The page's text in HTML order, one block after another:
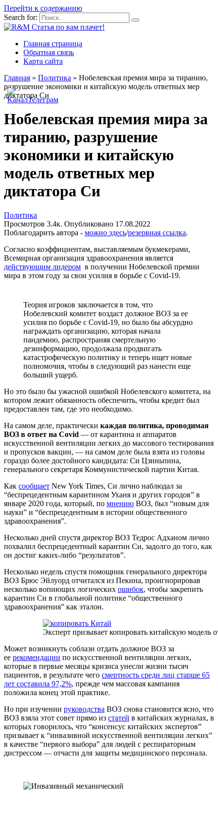
Перейти к содержанию
Search for:
Главная страница
Обратная связь
Карта сайта
Главная » Политика » Нобелевская премия мира за тиранию,
разрушение экономики и китайскую модель ответных мер
диктатора Си
Нобелевская премия мира за
тиранию, разрушение
экономики и китайскую
модель ответных мер
диктатора Си
Политика
Просмотров 3.4к. Опубликовано 17.08.2022
Поблагодарить автора - можно здесь/резервная ссылка.
Согласно коэффициентам, выставляемым букмекерами,
Всемирная организация здравоохранения является
действующим лидером в получении Нобелевской премии
мира в этом году за свои усилия в борьбе с Covid-19.
Теория игроков заключается в том, что
Нобелевский комитет воздаст должное ВОЗ за ее
усилия по борьбе с Covid-19, но было бы абсурдно
награждать организацию, которая начала
пандемию, распространяя смертельную
дезинформацию, продолжала продвигать
катастрофическую политику и теперь ищет новые
полномочия, чтобы в следующий раз нанести еще
больший ущерб.
Но это было бы ужасной ошибкой Нобелевского комитета, на
котором лежит обязанность обеспечить, чтобы кредит был
предоставлен там, где это необходимо.
На самом деле, практически каждая политика, проводимая
ВОЗ в ответ на Covid — от карантина и аппаратов
искусственной вентиляции легких до массового тестирования
и пропусков вакцин, — на самом деле была взята из головы
гораздо более достойного кандидата: Си Цзиньпина,
генерального секретаря Коммунистической партии Китая.
Как сообщает New York Times, Си лично наблюдал за
“беспрецедентным карантином Уханя и других городов” в
январе 2020 года, который, по мнению ВОЗ, был “новым для
науки” и “беспрецедентным в истории общественного
здравоохранения”.
Несколько дней спустя директор ВОЗ Тедрос Адханом лично
похвалил беспрецедентный карантин Си, задолго до того, как
он достиг каких-либо “результатов”.
Несколько недель спустя помощник генерального директора
ВОЗ Брюс Эйлуорд отчитался из Пекина, проигнорировав
несколько вопиющих логических ошибок, чтобы закрепить
карантин Си в глобальной политике “общественного
здравоохранения” как эталон.
Эксперт призывает копировать китайскую модель
Может возникнуть соблазн отдать должное ВОЗ за
ее рекомендации по искусственной вентиляции легких,
которые в первые месяцы кризиса унесли жизни тысяч
пациентов, в результате чего смертность среди лиц старше 65
лет составила 97,2%, прежде чем массовая кампания
положила конец этой практике.
Но при изучении руководства ВОЗ снова становится ясно, что
ВОЗ взяла этот совет прямо из статей в китайских журналах, в
которых говорилось, что “консенсус китайских экспертов”
призывает к “инвазивной искусственной вентиляции легких”
в качестве “первого выбора” для людей с респираторным
дистрессом — отчасти для защиты медицинского персонала.